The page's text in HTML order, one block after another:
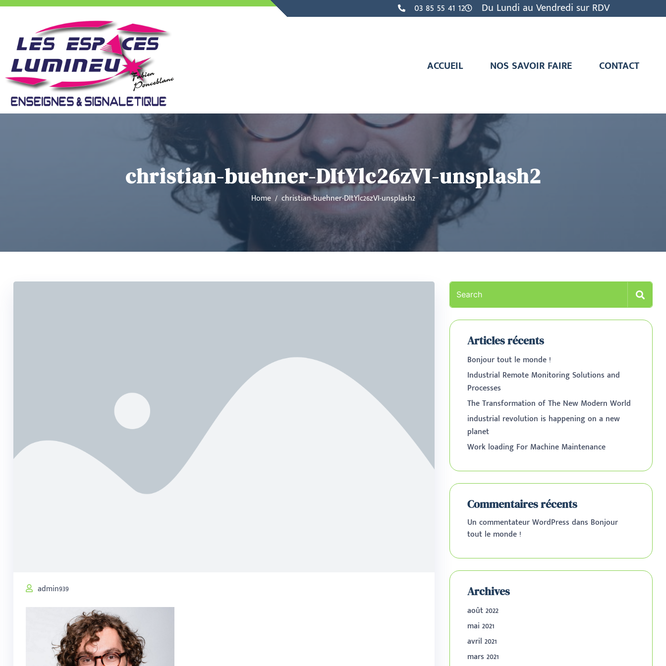
03 85 55 41 12 Du Lundi au Vendredi sur RDV
ACCUEIL NOS SAVOIR FAIRE CONTACT
christian-buehner-DItYlc26zVI-unsplash2
Home christian-buehner-DItYlc26zVI-unsplash2
admin939
Articles récents
Bonjour tout le monde !
Industrial Remote Monitoring Solutions and
Processes
The Transformation of The New Modern World
industrial revolution is happening on a new
planet
Work loading For Machine Maintenance
Commentaires récents
Un commentateur WordPress dans Bonjour
tout le monde !
Archives
août 2022
mai 2021
avril 2021
mars 2021